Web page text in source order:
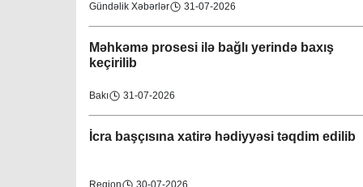
Gündəlik Xəbərlər 31-07-2026
Məhkəmə prosesi ilə bağlı yerində baxış
keçirilib
Bakı 31-07-2026
İcra başçısına xatirə hədiyyəsi təqdim edilib
Region 30-07-2026